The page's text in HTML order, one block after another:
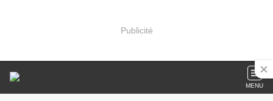
Publicité
MENU